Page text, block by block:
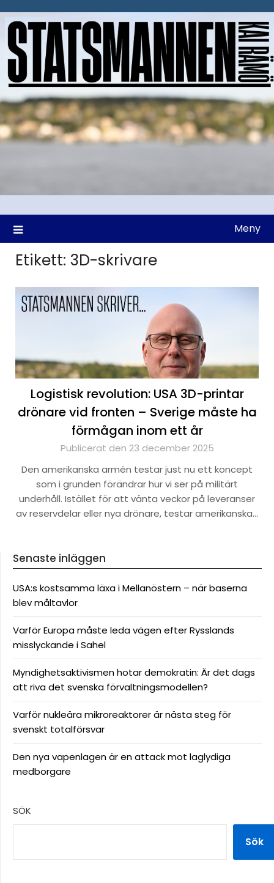
till
Meny
Etikett: 3D-skrivare
Logistisk revolution: USA 3D-printar
drönare vid fronten – Sverige måste ha
förmågan inom ett år
Publicerat den 23 december 2025
Den amerikanska armén testar just nu ett koncept
som i grunden förändrar hur vi ser på militärt
underhåll. Istället för att vänta veckor på leveranser
av reservdelar eller nya drönare, testar amerikanska…
Senaste inläggen
USA:s kostsamma läxa i Mellanöstern – när baserna
blev måltavlor
Varför Europa måste leda vägen efter Rysslands
misslyckande i Sahel
Myndighetsaktivismen hotar demokratin: Är det dags
att riva det svenska förvaltningsmodellen?
Varför nukleära mikroreaktorer är nästa steg för
svenskt totalförsvar
Den nya vapenlagen är en attack mot laglydiga
medborgare
SÖK
Sök